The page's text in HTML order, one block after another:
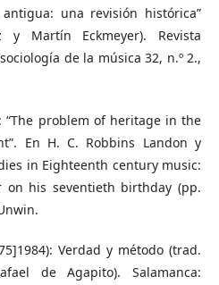
una revisión histórica”
y Martín Eckmeyer). Revista
de la música 32, n.º 2.,
“The problem of heritage in the
En H. C. Robbins Landon y
in Eighteenth century music:
his seventieth birthday (pp.
Verdad y método (trad.
de Agapito). Salamanca: